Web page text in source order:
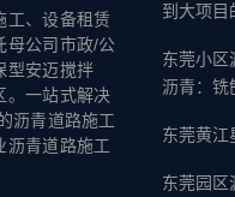
工、设备租赁
母公司市政/公
型安迈搅拌
。一站式解决
沥青道路施工
沥青道路施工
到大项目
东莞小区
沥青：铣
东莞黄江
东莞园区